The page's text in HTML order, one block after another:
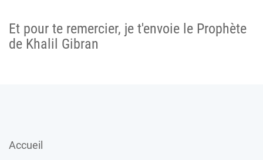
Et pour te remercier, je t'envoie le Prophète
de Khalil Gibran
Accueil